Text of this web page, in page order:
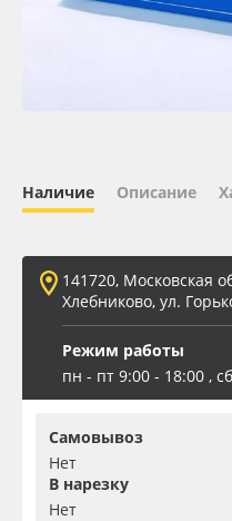
ПЭТ листовой
ПЭТ бэклит
Вспененный ПВХ
Баннер
Заготовки для
Наличие Описание
141720, Московская
Хлебниково, ул.
Режим работы
пн - пт 9:00 - 18:00 ,
Самовывоз
Нет
В нарезку
Нет